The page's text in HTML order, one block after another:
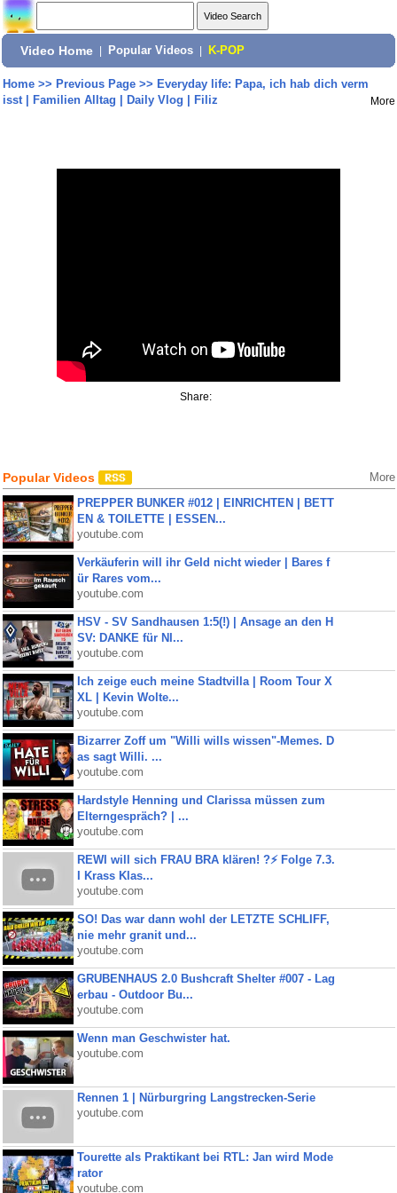
Video Home Popular Videos K-POP
Home>> Previous Page>> Everyday life: Papa, ich hab dich verm
isst | Familien Alltag | Daily Vlog | Filiz
More
Share:
Popular Videos More
PREPPER BUNKER #012 | EINRICHTEN | BETT
EN & TOILETTE | ESSEN...
youtube.com
Verkäuferin will ihr Geld nicht wieder | Bares f
ür Rares vom...
youtube.com
HSV - SV Sandhausen 1:5(!) | Ansage an den H
SV: DANKE für NI...
youtube.com
Ich zeige euch meine Stadtvilla | Room Tour X
XL | Kevin Wolte...
youtube.com
Bizarrer Zoff um "Willi wills wissen"-Memes. D
as sagt Willi. ...
youtube.com
Hardstyle Henning und Clarissa müssen zum
Elterngespräch? | ...
youtube.com
REWI will sich FRAU BRA klären! ?⚡️ Folge 7.3.
I Krass Klas...
youtube.com
SO! Das war dann wohl der LETZTE SCHLIFF,
nie mehr granit und...
youtube.com
GRUBENHAUS 2.0 Bushcraft Shelter #007 - Lag
erbau - Outdoor Bu...
youtube.com
Wenn man Geschwister hat.
youtube.com
Rennen 1 | Nürburgring Langstrecken-Serie
youtube.com
Tourette als Praktikant bei RTL: Jan wird Mode
rator
youtube.com